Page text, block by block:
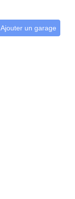
Ajouter un garage